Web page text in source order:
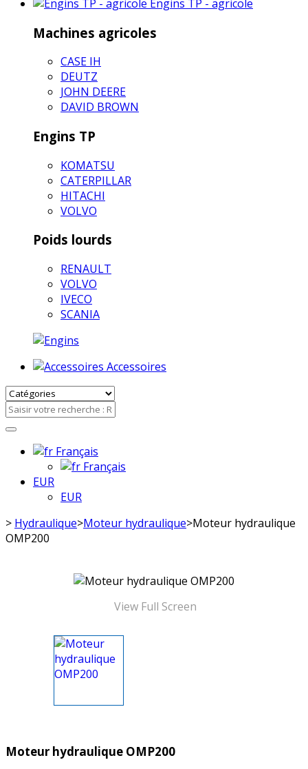
Engins TP - agricole
Machines agricoles
CASE IH
DEUTZ
JOHN DEERE
DAVID BROWN
Engins TP
KOMATSU
CATERPILLAR
HITACHI
VOLVO
Poids lourds
RENAULT
VOLVO
IVECO
SCANIA
Accessoires
Français
Français
EUR
EUR
> Hydraulique>Moteur hydraulique>Moteur hydraulique
OMP200
View Full Screen
Moteur hydraulique OMP200